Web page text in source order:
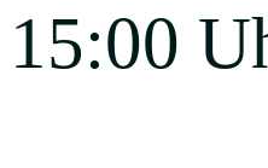
15:00